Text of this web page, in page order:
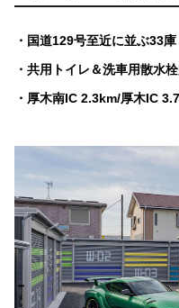
国道129号至近に並ぶ33庫
共用トイレ＆洗車用散水
厚木南IC 2.3km/厚木IC